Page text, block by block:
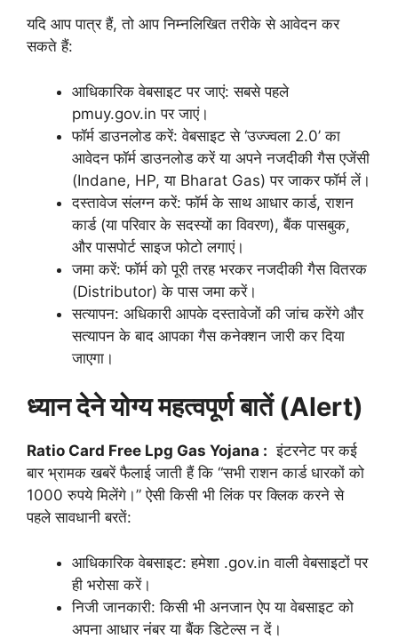
यदि आप पात्र हैं, तो आप निम्नलिखित तरीके से आवेदन कर
सकते हैं:
आधिकारिक वेबसाइट पर जाएं: सबसे पहले
pmuy.gov.in पर जाएं।
फॉर्म डाउनलोड करें: वेबसाइट से ‘उज्ज्वला 2.0’ का
आवेदन फॉर्म डाउनलोड करें या अपने नजदीकी गैस एजेंसी
(Indane, HP, या Bharat Gas) पर जाकर फॉर्म लें।
दस्तावेज संलग्न करें: फॉर्म के साथ आधार कार्ड, राशन
कार्ड (या परिवार के सदस्यों का विवरण), बैंक पासबुक,
और पासपोर्ट साइज फोटो लगाएं।
जमा करें: फॉर्म को पूरी तरह भरकर नजदीकी गैस वितरक
(Distributor) के पास जमा करें।
सत्यापन: अधिकारी आपके दस्तावेजों की जांच करेंगे और
सत्यापन के बाद आपका गैस कनेक्शन जारी कर दिया
जाएगा।
ध्यान देने योग्य महत्वपूर्ण बातें (Alert)
Ratio Card Free Lpg Gas Yojana : इंटरनेट पर कई
बार भ्रामक खबरें फैलाई जाती हैं कि “सभी राशन कार्ड धारकों को
1000 रुपये मिलेंगे।” ऐसी किसी भी लिंक पर क्लिक करने से
पहले सावधानी बरतें:
आधिकारिक वेबसाइट: हमेशा .gov.in वाली वेबसाइटों पर
ही भरोसा करें।
निजी जानकारी: किसी भी अनजान ऐप या वेबसाइट को
अपना आधार नंबर या बैंक डिटेल्स न दें।